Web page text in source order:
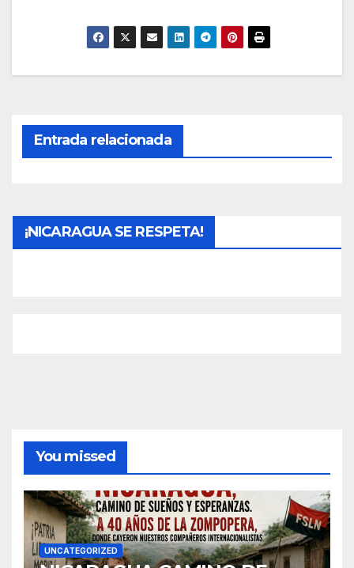
Entrada relacionada
¡NICARAGUA SE RESPETA!
You missed
UNCATEGORIZED